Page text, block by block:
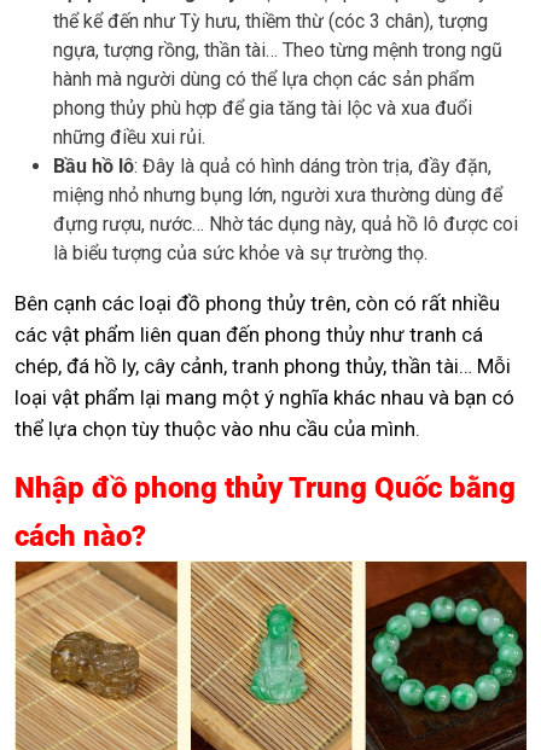
thể kể đến như Tỳ hưu, thiềm thừ (cóc 3 chân), tượng
ngựa, tượng rồng, thần tài… Theo từng mệnh trong ngũ
hành mà người dùng có thể lựa chọn các sản phẩm
phong thủy phù hợp để gia tăng tài lộc và xua đuổi
những điều xui rủi.
Bầu hồ lô: Đây là quả có hình dáng tròn trịa, đầy đặn,
miệng nhỏ nhưng bụng lớn, người xưa thường dùng để
đựng rượu, nước… Nhờ tác dụng này, quả hồ lô được coi
là biểu tượng của sức khỏe và sự trường thọ.
Bên cạnh các loại đồ phong thủy trên, còn có rất nhiều
các vật phẩm liên quan đến phong thủy như tranh cá
chép, đá hồ ly, cây cảnh, tranh phong thủy, thần tài… Mỗi
loại vật phẩm lại mang một ý nghĩa khác nhau và bạn có
thể lựa chọn tùy thuộc vào nhu cầu của mình.
Nhập đồ phong thủy Trung Quốc bằng
cách nào?